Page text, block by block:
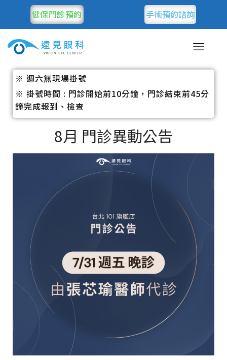
健保門診預約 手術預約諮詢
※ 週六無現場掛號
※ 掛號時間 : 門診開始前10分鐘，門診結束前45分
鐘完成報到、檢查
8月 門診異動公告